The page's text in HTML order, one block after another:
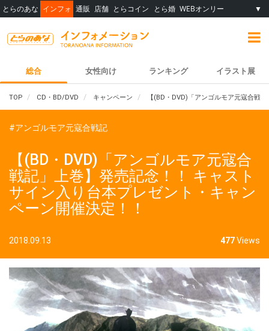
とらのあな インフォ 通販 店舗 とらコイン とら婚 WEBオンリー ▼
総合 女性向け ランキング イラスト展
TOP CD・BD/DVD キャンペーン 【(BD・DVD)「アンゴルモア元寇合戦
#アンゴルモア元寇合戦記
【(BD・DVD)「アンゴルモア元寇合
戦記」上巻】発売記念！！ キャスト
サイン入り台本プレゼント・キャン
ペーン開催決定！！
2018.09.13 477Views